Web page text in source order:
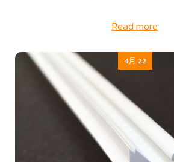
Read more
4月 22